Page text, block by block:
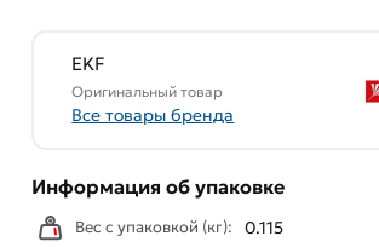
EKF
Оригинальный товар
Все товары бренда
Информация об упаковке
Вес с упаковкой (кг): 0.115